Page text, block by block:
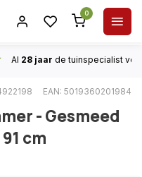
0
Al 28 jaar de tuinspecialist
EAN: 5019360201984
- Gesmeed
cm